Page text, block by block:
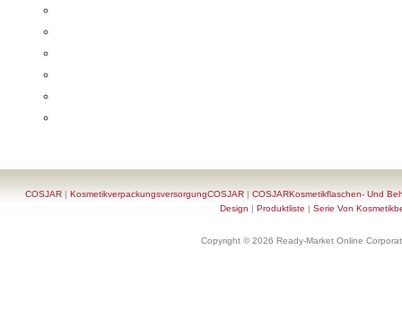
COSJAR |KosmetikverpackungsversorgungCOSJAR |COSJARKosmetikflaschen- Und
Design | Produktliste | Serie Von
Copyright © 2026 Ready-Market Online